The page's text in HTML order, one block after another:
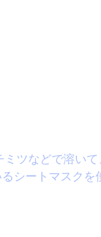
ツなどで溶いて
シートマスクを